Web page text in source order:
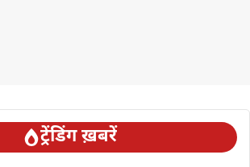
ट्रेंडिंग ख़बरें